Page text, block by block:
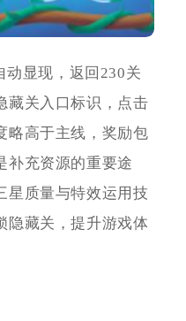
动显现，返回230关
藏关入口标识，点击
略高于主线，奖励包
补充资源的重要途
星质量与特效运用技
隐藏关，提升游戏体